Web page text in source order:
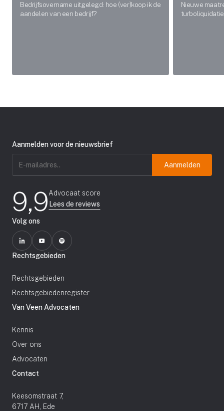
Bedrijfsovername uitgelegd: hoe (ver)koop ik de
aandelen van een bedrijf?
Nieuwe
turboliquidatie
Aanmelden voor de nieuwsbrief
9,9Advocaat score
Lees de reviews
Volg ons
Rechtsgebieden
Rechtsgebieden
Rechtsgebiedenregister
Van Veen Advocaten
Kennis
Over ons
Advocaten
Contact
Keesomstraat 7,
6717 AH, Ede